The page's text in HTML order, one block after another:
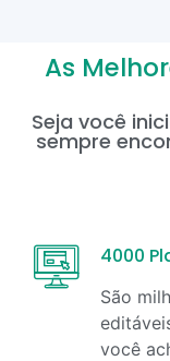
As
Seja você
sempre
4000
São
você